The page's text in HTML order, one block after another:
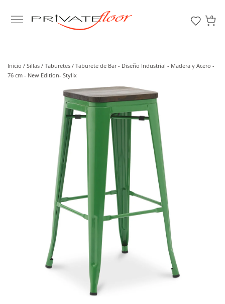
0
Inicio / Sillas / Taburetes / Taburete de Bar - Diseño Industrial - Madera y Acero -
76 cm - New Edition- Stylix